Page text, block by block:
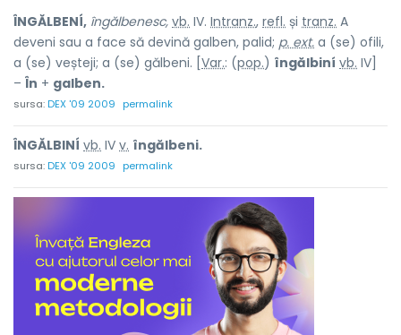
ÎNGĂLBENÍ, îngălbenesc, vb. IV. Intranz., refl. și tranz. A
deveni sau a face să devină galben, palid; p. ext. a (se) ofili,
a (se) veșteji; a (se) gălbeni. [ Var.: (pop.) îngălbiní vb. IV]
– În + galben.
sursa:DEX '09 2009 permalink
ÎNGĂLBINÍ vb. IV v. îngălbeni.
sursa:DEX '09 2009 permalink